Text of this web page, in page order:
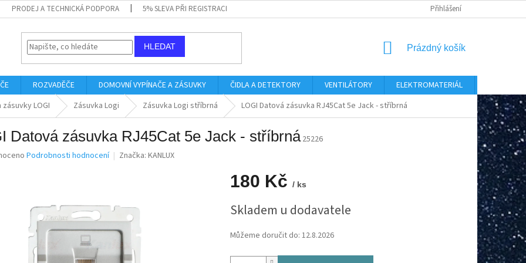
PRODEJ A TECHNICKÁ PODPORA 5% SLEVA PŘI REGISTRACI Přihlášení
HLEDAT
NÁKUPNÍ
Prázdný košík
ROZVADĚČE DOMOVNÍ VYPÍNAČE A ZÁSUVKY ČIDLA A DETEKTORY VENTILÁTORY ELEKTROMATERIÁL
LOGI Zásuvka Logi Zásuvka Logi stříbrná LOGI Datová zásuvka RJ45Cat 5e Jack - stříbrná
Datová zásuvka RJ45Cat 5e Jack - stříbrná 25226
Podrobnosti hodnocení Značka: KANLUX
180 Kč / ks
cena:
Skladem u dodavatele
Můžeme doručit do: 12.8.2026